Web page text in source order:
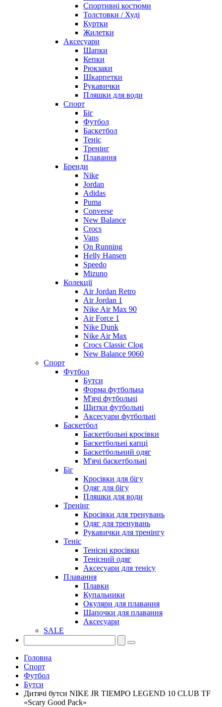
Спортивні костюми
Толстовки / Худі
Куртки
Жилетки
Аксесуари
Шапки
Кепки
Рюкзаки
Шкарпетки
Рукавички
Пляшки для води
Спорт
Біг
Футбол
Баскетбол
Теніс
Тренінг
Плавання
Бренди
Nike
Jordan
Adidas
Puma
Converse
New Balance
Crocs
Vans
On Running
Helly Hansen
Speedo
Mizuno
Колекції
Air Jordan Retro
Air Jordan 1
Nike Air Max 90
Air Force 1
Nike Dunk
Nike Air Max
Crocs Classic Clog
New Balance 9060
Спорт
Футбол
Бутси
Форма футбольна
М'ячі футбольні
Щитки футбольні
Аксесуари футбольні
Баскетбол
Баскетбольні кросівки
Баскетбольні капці
Баскетбольний одяг
М'ячі баскетбольні
Біг
Кросівки для бігу
Одяг для бігу
Пляшки для води
Тренінг
Кросівки для тренувань
Одяг для тренувань
Рукавички для тренінгу
Теніс
Тенісні кросівки
Тенісний одяг
Аксесуари для тенісу
Плавання
Плавки
Купальники
Окуляри для плавання
Шапочки для плавання
Аксесуари
SALE
Головна
Спорт
Футбол
Бутси
Дитячі бутси NIKE JR TIEMPO LEGEND 10 CLUB TF
«Scary Good Pack»